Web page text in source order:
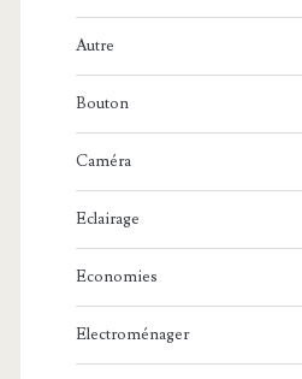
Autre
Bouton
Caméra
Eclairage
Economies
Electroménager